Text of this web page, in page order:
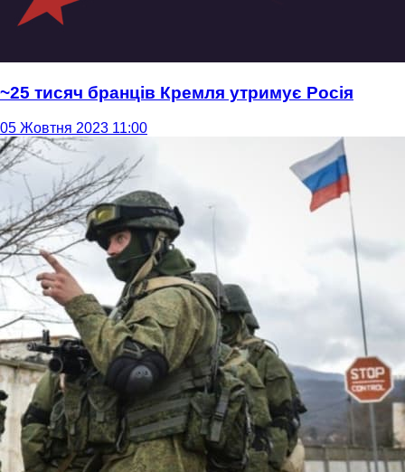
~25 тисяч бранців Кремля утримує Росія
05 Жовтня 2023 11:00